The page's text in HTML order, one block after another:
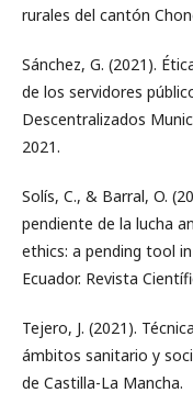
rurales del cantón
Sánchez, G. (2021).
de los servidores
Descentralizados
2021.
Solís, C., & Barral, O.
pendiente de la lucha
ethics: a pending tool
Ecuador. Revista
Tejero, J. (2021).
ámbitos sanitario y
de Castilla-La Mancha.